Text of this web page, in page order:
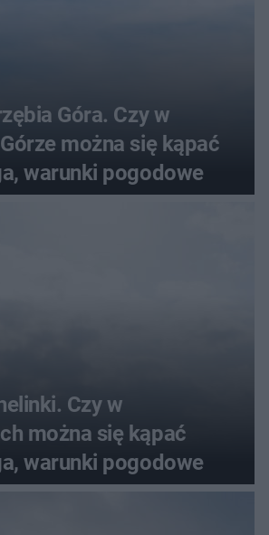
Góra. Czy w
można się kąpać
warunki pogodowe
Czy w
można się kąpać
warunki pogodowe